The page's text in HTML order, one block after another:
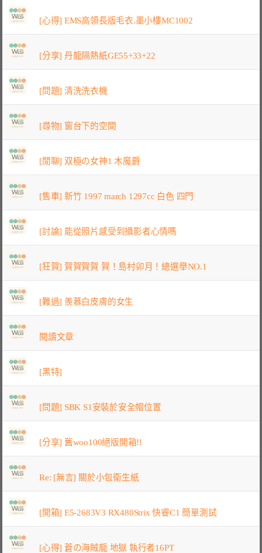
[心得] EMS高領長版毛衣.墨小樓MC1002
[分享] 丹龍隔熱紙GE55+33+22
[問題] 清洗洗衣機
[尋物] 窗台下的空間
[閒聊] 双極の女神1 木魔爵
[售車] 新竹 1997 march 1297cc 白色 四門
[討論] 能從照片感受到攝影者心情嗎
[狂賀] 賀賀賀賀 賀！島村卯月！總選舉NO.1
[難過] 羨慕白皮膚的女生
閱讀文章
[黑特]
[問題] SBK S1安裝於安全帽位置
[分享] 舊woo100絕版開箱!!
Re: [無言] 關於小包衛生紙
[開箱] E5-2683V3 RX480Strix 快睿C1 簡單測試
[心得] 蒼の海賊龍 地獄 執行者16PT